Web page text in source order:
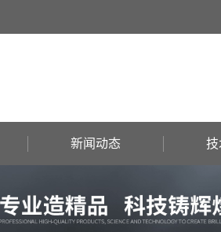
新闻动态 技